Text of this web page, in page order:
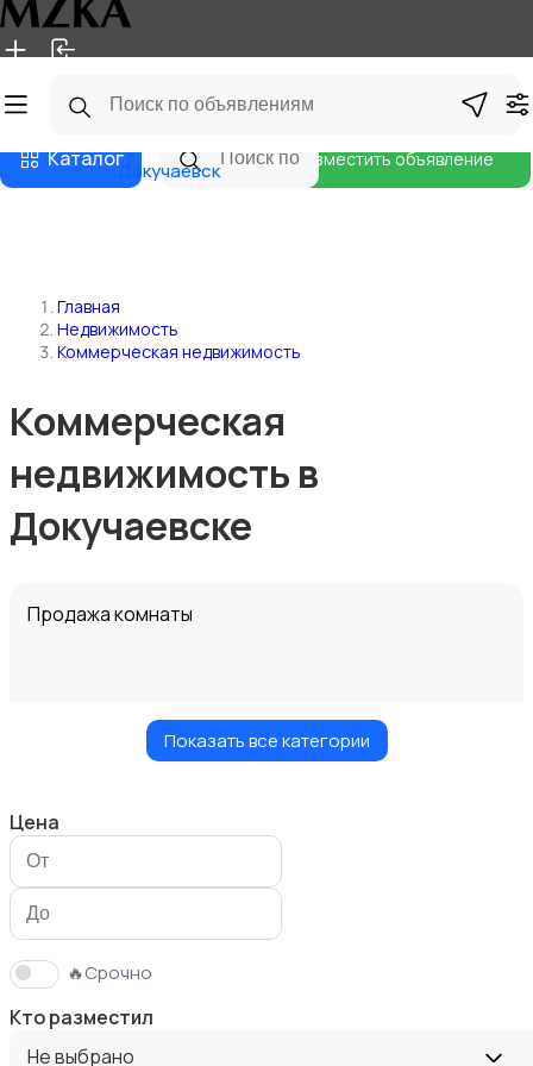
Главная Магазины
КаталогДокучаевск
Разместить объявление
Главная
Недвижимость
Коммерческая недвижимость
Коммерческая
недвижимость в
Докучаевске
Продажа комнаты
Продажа участка
Показать все категории
Цена
🔥Срочно
Кто разместил
Не выбрано